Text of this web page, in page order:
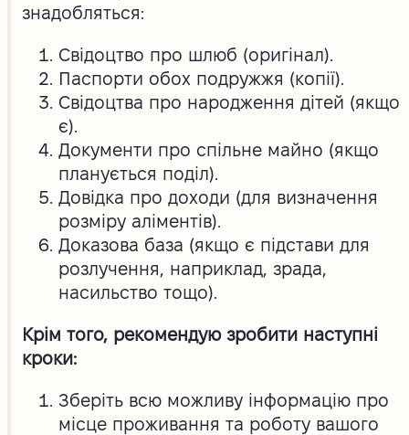
знадобляться:
Свідоцтво про шлюб (оригінал).
Паспорти обох подружжя (копії).
Свідоцтва про народження дітей (якщо
є).
Документи про спільне майно (якщо
планується поділ).
Довідка про доходи (для визначення
розміру аліментів).
Доказова база (якщо є підстави для
розлучення, наприклад, зрада,
насильство тощо).
Крім того, рекомендую зробити наступні
кроки:
Зберіть всю можливу інформацію про
місце проживання та роботу вашого